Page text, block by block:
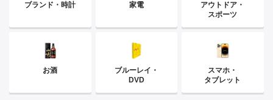
ブランド・時計 家電
アウトドア・
スポーツ
お酒
ブルーレイ・
DVD
スマホ・
タブレット